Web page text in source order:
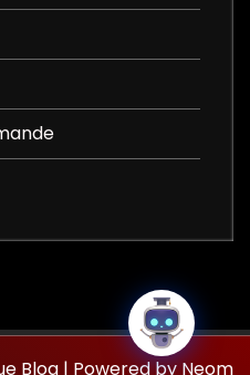
Blog | Powered by Neom